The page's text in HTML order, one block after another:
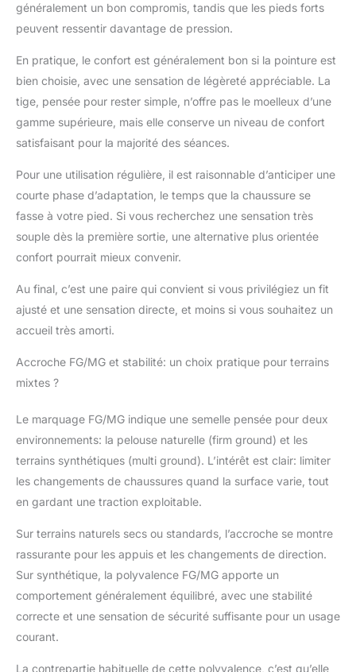
généralement un bon compromis, tandis que les pieds forts
peuvent ressentir davantage de pression.
En pratique, le confort est généralement bon si la pointure est
bien choisie, avec une sensation de légèreté appréciable. La
tige, pensée pour rester simple, n’offre pas le moelleux d’une
gamme supérieure, mais elle conserve un niveau de confort
satisfaisant pour la majorité des séances.
Pour une utilisation régulière, il est raisonnable d’anticiper une
courte phase d’adaptation, le temps que la chaussure se
fasse à votre pied. Si vous recherchez une sensation très
souple dès la première sortie, une alternative plus orientée
confort pourrait mieux convenir.
Au final, c’est une paire qui convient si vous privilégiez un fit
ajusté et une sensation directe, et moins si vous souhaitez un
accueil très amorti.
Accroche FG/MG et stabilité: un choix pratique pour terrains
mixtes ?
Le marquage FG/MG indique une semelle pensée pour deux
environnements: la pelouse naturelle (firm ground) et les
terrains synthétiques (multi ground). L’intérêt est clair: limiter
les changements de chaussures quand la surface varie, tout
en gardant une traction exploitable.
Sur terrains naturels secs ou standards, l’accroche se montre
rassurante pour les appuis et les changements de direction.
Sur synthétique, la polyvalence FG/MG apporte un
comportement généralement équilibré, avec une stabilité
correcte et une sensation de sécurité suffisante pour un usage
courant.
La contrepartie habituelle de cette polyvalence, c’est qu’elle